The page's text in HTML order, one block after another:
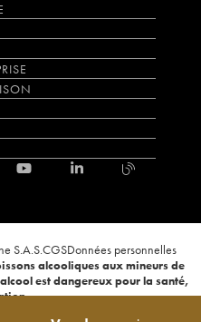
S.A.S.CGSDonnées personnelles
alcooliques aux mineurs de
est dangereux pour la santé,